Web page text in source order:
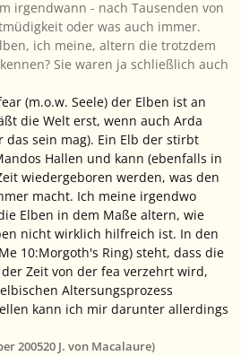
irgendwann - nach Tausenden von
oder was auch immer.
ich meine, altern die trotzdem
Sie waren ja schließlich auch
(m.o.w. Seele) der Elben ist an
die Welt erst, wenn auch Arda
sein mag). Ein Elb der stirbt
Hallen und kann (ebenfalls in
wiedergeboren werden, was den
macht. Ich meine irgendwo
Elben in dem Maße altern, wie
nicht wirklich hilfreich ist. In den
10:Morgoth's Ring) steht, dass die
Zeit von der fea verzehrt wird,
Altersungsprozess
kann ich mir darunter allerdings
200520 J. von Macalaure)